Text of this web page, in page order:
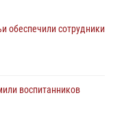
обеспечили сотрудники
воспитанников